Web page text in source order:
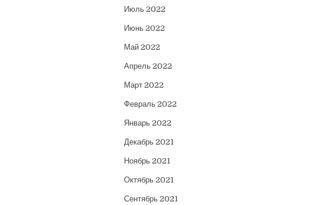
Июль 2022
Июнь 2022
Май 2022
Апрель 2022
Март 2022
Февраль 2022
Январь 2022
Декабрь 2021
Ноябрь 2021
Октябрь 2021
Сентябрь 2021